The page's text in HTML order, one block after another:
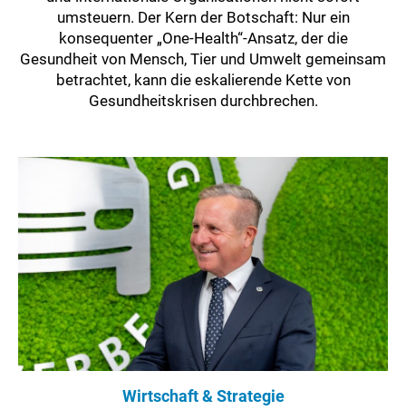
umsteuern. Der Kern der Botschaft: Nur ein
konsequenter „One-Health“-Ansatz, der die
Gesundheit von Mensch, Tier und Umwelt gemeinsam
betrachtet, kann die eskalierende Kette von
Gesundheitskrisen durchbrechen.
Wirtschaft & Strategie